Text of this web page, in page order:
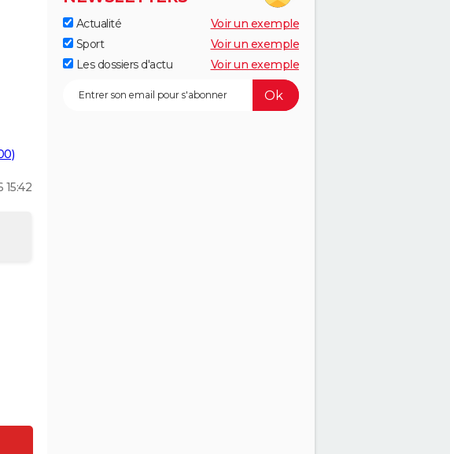
15:42
Actualité
Voir un exemple
Sport
Voir un exemple
Les dossiers d'actu
Voir un exemple